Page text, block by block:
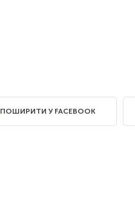
ПОШИРИТИ У FACEBOOK